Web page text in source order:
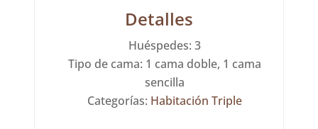
Detalles
Huéspedes: 3
Tipo de cama: 1 cama doble, 1 cama
sencilla
Categorías: Habitación Triple